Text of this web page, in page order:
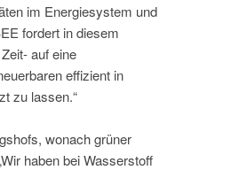
im Energiesystem und
fordert in diesem
auf eine
effizient in
zu lassen.“
wonach grüner
haben bei Wasserstoff